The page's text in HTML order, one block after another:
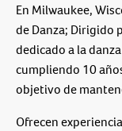
En Milwaukee,
de Danza; Dirigido
dedicado a la
cumpliendo 10
objetivo de
Ofrecen